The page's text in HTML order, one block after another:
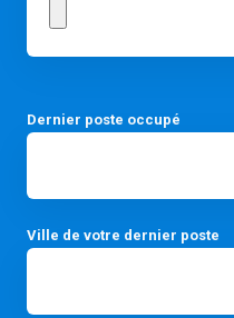
Dernier poste occupé
Ville de votre dernier poste